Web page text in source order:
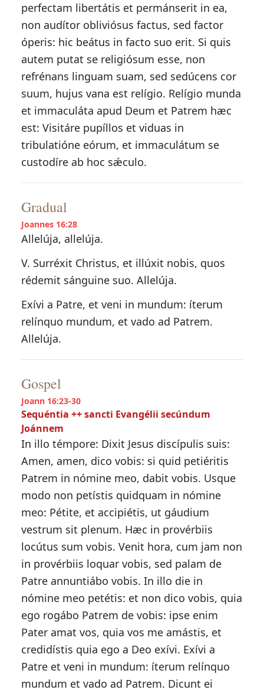
perfectam libertátis et permánserit in ea,
non audítor obliviósus factus, sed factor
óperis: hic beátus in facto suo erit. Si quis
autem putat se religiósum esse, non
refrénans linguam suam, sed sedúcens cor
suum, hujus vana est relígio. Relígio munda
et immaculáta apud Deum et Patrem hæc
est: Visitáre pupíllos et viduas in
tribulatióne eórum, et immaculátum se
custodíre ab hoc sǽculo.
Gradual
Joannes 16:28
Allelúja, allelúja.
V. Surréxit Christus, et illúxit nobis, quos
rédemit sánguine suo. Allelúja.
Exívi a Patre, et veni in mundum: íterum
relínquo mundum, et vado ad Patrem.
Allelúja.
Gospel
Joann 16:23-30
Sequéntia ++ sancti Evangélii secúndum
Joánnem
In illo témpore: Dixit Jesus discípulis suis:
Amen, amen, dico vobis: si quid petiéritis
Patrem in nómine meo, dabit vobis. Usque
modo non petístis quidquam in nómine
meo: Pétite, et accipiétis, ut gáudium
vestrum sit plenum. Hæc in provérbiis
locútus sum vobis. Venit hora, cum jam non
in provérbiis loquar vobis, sed palam de
Patre annuntiábo vobis. In illo die in
nómine meo petétis: et non dico vobis, quia
ego rogábo Patrem de vobis: ipse enim
Pater amat vos, quia vos me amástis, et
credidístis quia ego a Deo exívi. Exívi a
Patre et veni in mundum: íterum relínquo
mundum et vado ad Patrem. Dicunt ei